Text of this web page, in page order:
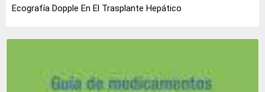
Ecografía Dopple En El Trasplante Hepático